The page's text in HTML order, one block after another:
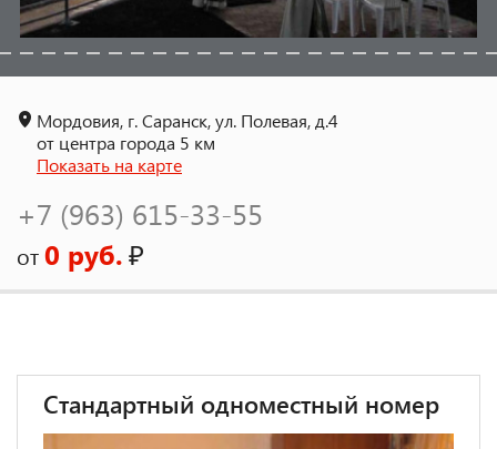
Мордовия, г. Саранск, ул. Полевая, д.4
от центра города 5 км
Показать на карте
+7 (963) 615-33-55
от0 руб.₽
Стандартный одноместный номер